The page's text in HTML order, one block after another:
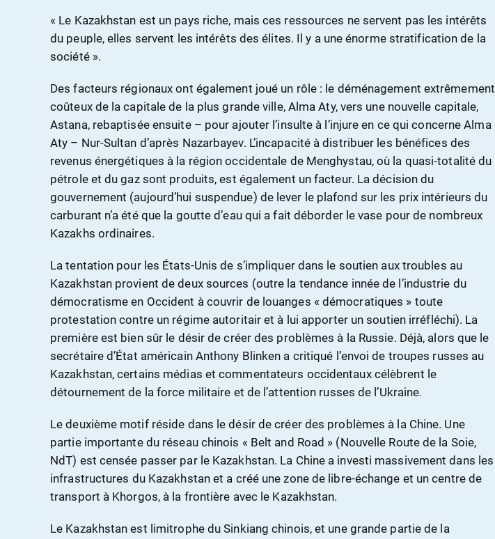
« Le Kazakhstan est un pays riche, mais ces ressources ne servent pas les intérêts
du peuple, elles servent les intérêts des élites. Il y a une énorme stratification de la
société ».
Des facteurs régionaux ont également joué un rôle : le déménagement extrêmement
coûteux de la capitale de la plus grande ville, Alma Aty, vers une nouvelle capitale,
Astana, rebaptisée ensuite – pour ajouter l’insulte à l’injure en ce qui concerne Alma
Aty – Nur-Sultan d’après Nazarbayev. L’incapacité à distribuer les bénéfices des
revenus énergétiques à la région occidentale de Menghystau, où la quasi-totalité du
pétrole et du gaz sont produits, est également un facteur. La décision du
gouvernement (aujourd’hui suspendue) de lever le plafond sur les prix intérieurs du
carburant n’a été que la goutte d’eau qui a fait déborder le vase pour de nombreux
Kazakhs ordinaires.
La tentation pour les États-Unis de s’impliquer dans le soutien aux troubles au
Kazakhstan provient de deux sources (outre la tendance innée de l’industrie du
démocratisme en Occident à couvrir de louanges « démocratiques » toute
protestation contre un régime autoritair et à lui apporter un soutien irréfléchi). La
première est bien sûr le désir de créer des problèmes à la Russie. Déjà, alors que le
secrétaire d’État américain Anthony Blinken a critiqué l’envoi de troupes russes au
Kazakhstan, certains médias et commentateurs occidentaux célèbrent le
détournement de la force militaire et de l’attention russes de l’Ukraine.
Le deuxième motif réside dans le désir de créer des problèmes à la Chine. Une
partie importante du réseau chinois « Belt and Road » (Nouvelle Route de la Soie,
NdT) est censée passer par le Kazakhstan. La Chine a investi massivement dans les
infrastructures du Kazakhstan et a créé une zone de libre-échange et un centre de
transport à Khorgos, à la frontière avec le Kazakhstan.
Le Kazakhstan est limitrophe du Sinkiang chinois, et une grande partie de la